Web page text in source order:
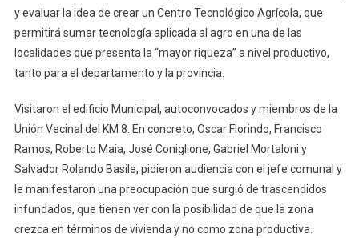
y evaluar la idea de crear un Centro Tecnológico Agrícola, que
permitirá sumar tecnología aplicada al agro en una de las
localidades que presenta la “mayor riqueza” a nivel productivo,
tanto para el departamento y la provincia.
Visitaron el edificio Municipal, autoconvocados y miembros de la
Unión Vecinal del KM 8. En concreto, Oscar Florindo, Francisco
Ramos, Roberto Maia, José Coniglione, Gabriel Mortaloni y
Salvador Rolando Basile, pidieron audiencia con el jefe comunal y
le manifestaron una preocupación que surgió de trascendidos
infundados, que tienen ver con la posibilidad de que la zona
crezca en términos de vivienda y no como zona productiva.